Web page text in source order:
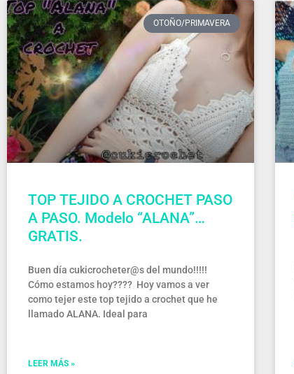
OTOÑO/PRIMAVERA
TOP TEJIDO A CROCHET PASO
A PASO. Modelo “ALANA”…
GRATIS.
Buen día cukicrocheter@s del mundo!!!!!
Cómo estamos hoy???? Hoy vamos a ver
como tejer este top tejido a crochet que he
llamado ALANA. Ideal para
LEER MÁS »